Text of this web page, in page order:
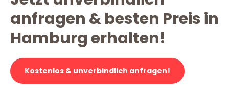
anfragen & besten Preis in
Hamburg erhalten!
Kostenlos & unverbindlich anfragen!